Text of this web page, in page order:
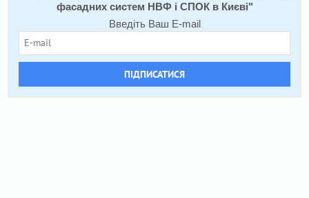
фасадних систем НВФ і СПОК в Києві"
Введіть Ваш E-mail
ПІДПИСАТИСЯ